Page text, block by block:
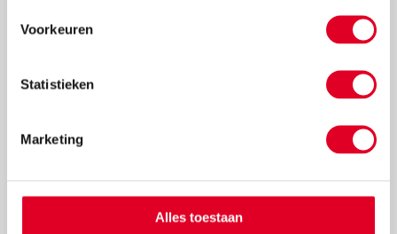
Voorkeuren
Statistieken
Marketing
Alles toestaan